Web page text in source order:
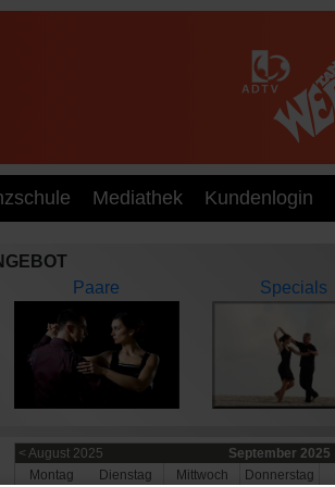
Mediathek Kundenlogin
Paare Specials
< August 2025 September 2025
Montag Dienstag Mittwoch Donnerstag